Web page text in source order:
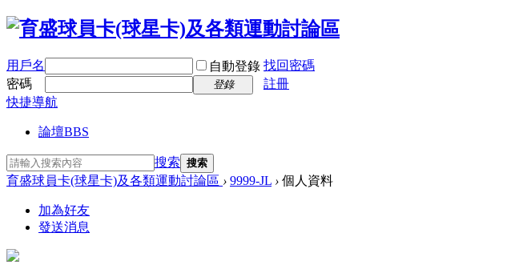
用戶名 自動登錄 找回密碼
密碼
登錄
註冊
快捷導航
論壇BBS
搜索 搜索
育盛球員卡(球星卡)及各類運動討論區 › 9999-JL › 個人資料
加為好友
發送消息